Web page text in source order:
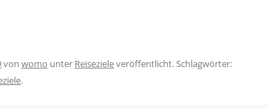
von womo unter Reisezieleveröffentlicht. Schlagwörter:
.